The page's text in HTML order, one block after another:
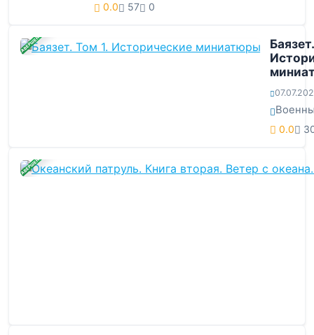
0.0 57 0
ЗАВЕРШЕНА
0.0
ЗАВЕРШЕНА